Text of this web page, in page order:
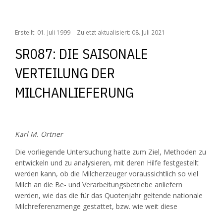
Erstellt: 01. Juli 1999 Zuletzt aktualisiert: 08. Juli 2021
SR087: DIE SAISONALE
VERTEILUNG DER
MILCHANLIEFERUNG
Karl M. Ortner
Die vorliegende Untersuchung hatte zum Ziel, Methoden zu
entwickeln und zu analysieren, mit deren Hilfe festgestellt
werden kann, ob die Milcherzeuger voraussichtlich so viel
Milch an die Be- und Verarbeitungsbetriebe anliefern
werden, wie das die für das Quotenjahr geltende nationale
Milchreferenzmenge gestattet, bzw. wie weit diese